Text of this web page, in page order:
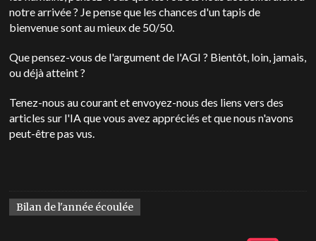
notre arrivée ? Je pense que les chances d'un tapis de
bienvenue sont au mieux de 50/50.
Que pensez-vous de l'argument de l'AGI ? Bientôt, loin, jamais,
ou déjà atteint ?
Tenez-nous au courant et envoyez-nous des liens vers des
articles sur l'IA que vous avez appréciés et que nous n'avons
peut-être pas vus.
Bilan de l'année écoulée